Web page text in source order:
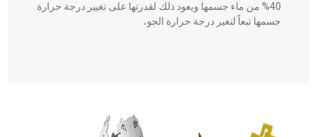
40% من ماء جسمها ويعود ذلك لقدرتها على تغيير درجة حرارة
جسمها تبعاً لتغير درجة حرارة الجو،
الحكم، الأدلة، تنظيم التغذية، ورسالته في جروح الرأس. ويعود
له الفضل بأنه حرر الطب من الدين والفلسفة.